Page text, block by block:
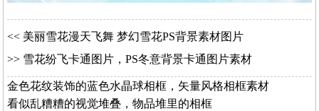
<< 美丽雪花漫天飞舞 梦幻雪花PS背景素材图片
>> 雪花纷飞卡通图片，PS冬意背景卡通图片素材
金色花纹装饰的蓝色水晶球相框，矢量风格相框素材
看似乱糟糟的视觉堆叠，物品堆里的相框